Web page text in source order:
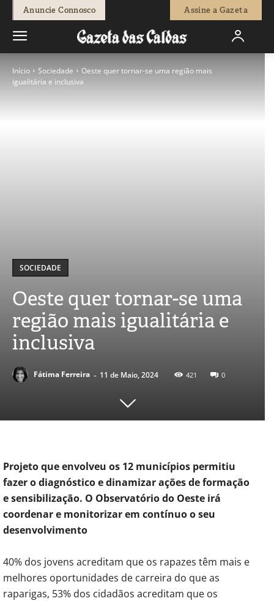
Anuncie Connosco Assine a Gazeta
Início Sociedade
Oeste quer tornar-se uma região mais
igualitária e inclusiva
SOCIEDADE
Oeste quer tornar-se uma
região mais igualitária e
inclusiva
Fátima Ferreira - 11 de Maio, 2024 421 0
Projeto que envolveu os 12 municípios permitiu
fazer o diagnóstico e dinamizar ações de formação
e sensibilização. O Observatório do Oeste irá
coordenar e monitorizar em contínuo o seu
desenvolvimento
40% dos jovens acreditam que os rapazes têm mais e
melhores oportunidades de carreira do que as
raparigas, 53% dos cidadãos acreditam que os